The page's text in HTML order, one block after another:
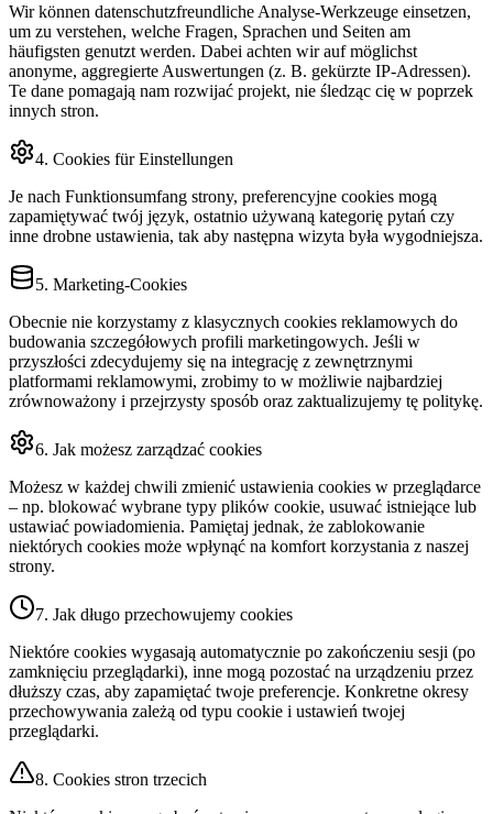
Wir können datenschutzfreundliche Analyse‑Werkzeuge einsetzen,
um zu verstehen, welche Fragen, Sprachen und Seiten am
häufigsten genutzt werden. Dabei achten wir auf möglichst
anonyme, aggregierte Auswertungen (z. B. gekürzte IP‑Adressen).
Te dane pomagają nam rozwijać projekt, nie śledząc cię w poprzek
innych stron.
4. Cookies für Einstellungen
Je nach Funktionsumfang strony, preferencyjne cookies mogą
zapamiętywać twój język, ostatnio używaną kategorię pytań czy
inne drobne ustawienia, tak aby następna wizyta była wygodniejsza.
5. Marketing‑Cookies
Obecnie nie korzystamy z klasycznych cookies reklamowych do
budowania szczegółowych profili marketingowych. Jeśli w
przyszłości zdecydujemy się na integrację z zewnętrznymi
platformami reklamowymi, zrobimy to w możliwie najbardziej
zrównoważony i przejrzysty sposób oraz zaktualizujemy tę politykę.
6. Jak możesz zarządzać cookies
Możesz w każdej chwili zmienić ustawienia cookies w przeglądarce
– np. blokować wybrane typy plików cookie, usuwać istniejące lub
ustawiać powiadomienia. Pamiętaj jednak, że zablokowanie
niektórych cookies może wpłynąć na komfort korzystania z naszej
strony.
7. Jak długo przechowujemy cookies
Niektóre cookies wygasają automatycznie po zakończeniu sesji (po
zamknięciu przeglądarki), inne mogą pozostać na urządzeniu przez
dłuższy czas, aby zapamiętać twoje preferencje. Konkretne okresy
przechowywania zależą od typu cookie i ustawień twojej
przeglądarki.
8. Cookies stron trzecich